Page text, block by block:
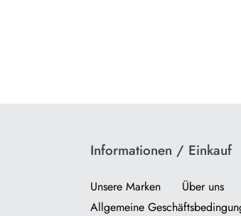
Informationen / Einkauf
Unsere Marken Über uns
Allgemeine